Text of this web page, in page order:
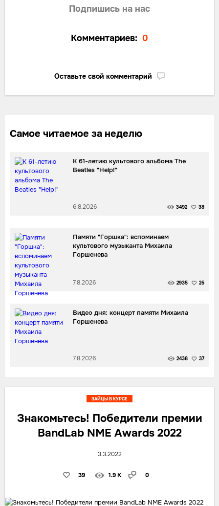
Подпишись на нас
Комментариев: 0
Оставьте свой комментарий
Самое читаемое за неделю
К 61-летию культового альбома The
Beatles "Help!"
6.8.2026 3492 38
Памяти "Горшка": вспоминаем
культового музыканта Михаила
Горшенева
7.8.2026 2935 25
Видео дня: концерт памяти Михаила
Горшенева
7.8.2026 2438 37
Знакомьтесь! Победители премии
BandLab NME Awards 2022
3.3.2022
39 1.9 K 0
ЗАЙЦЫ В КУРСЕ